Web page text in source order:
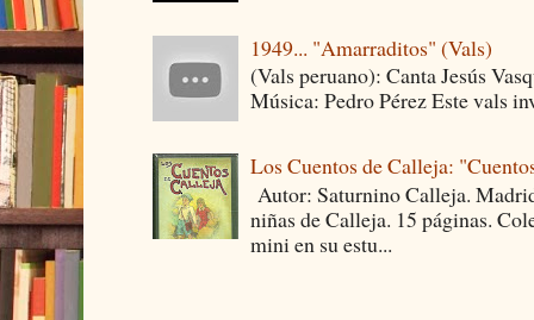
1949... "Amarraditos" (Vals)
(Vals peruano): Canta Jesús
Música: Pedro Pérez Este vals
Los Cuentos de Calleja:
Autor: Saturnino Calleja.
niñas de Calleja. 15 páginas.
mini en su estu...